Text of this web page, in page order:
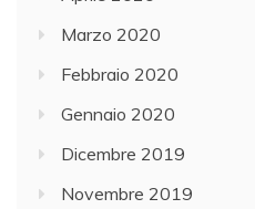
Marzo 2020
Febbraio 2020
Gennaio 2020
Dicembre 2019
Novembre 2019